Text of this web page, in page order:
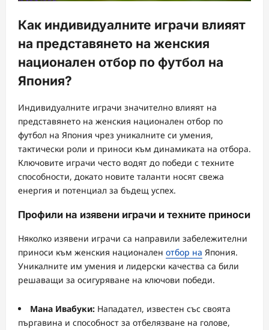
Как индивидуалните играчи влияят
на представянето на женския
национален отбор по футбол на
Япония?
Индивидуалните играчи значително влияят на
представянето на женския национален отбор по
футбол на Япония чрез уникалните си умения,
тактически роли и приноси към динамиката на отбора.
Ключовите играчи често водят до победи с техните
способности, докато новите таланти носят свежа
енергия и потенциал за бъдещ успех.
Профили на изявени играчи и техните приноси
Няколко изявени играчи са направили забележителни
приноси към женския национален отбор на Япония.
Уникалните им умения и лидерски качества са били
решаващи за осигуряване на ключови победи.
Мана Ивабуки: Нападател, известен със своята
пъргавина и способност за отбелязване на голове,